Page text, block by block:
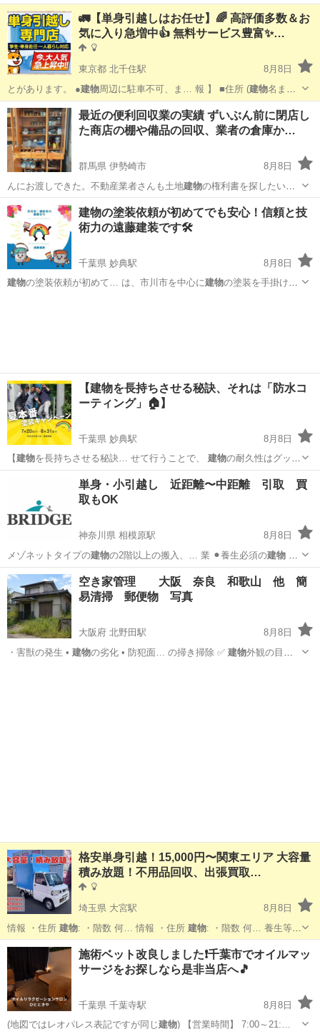
小屋解体。…
青森 八戸市 鮫駅 その他 無料
🚛【単身引越しはお任せ】🌈 高評価多数＆お
気に入り急増中👍 無料サービス豊富✨…
東京都 北千住駅
8月8日
とがあります。 ●建物周辺に駐車不可、ま… 報 】 ■住所 (建物名まで)
■階数… 報 】 ■住所 (建物 名まで) ■階数…
東京 足立区 北千住駅 引っ越し 無料
最近の便利回収業の実績 ずいぶん前に閉店し
た商店の棚や備品の回収、業者の倉庫か…
群馬県 伊勢崎市
8月8日
んにお渡しできた。不動産業者さんも土地建物の権利書を探したいと
いうことで、それも…
群馬 伊勢崎市 便利屋 無料
建物の塗装依頼が初めてでも安心！信頼と技
術力の遠藤建装です🛠️
千葉県 妙典駅
8月8日
建物の塗装依頼が初めて… は、市川市を中心に建物の塗装を手掛ける
【建物を長持ちさせる秘訣、それは「防水コ
ーティング」🏠】
千葉県 妙典駅
8月8日
【建物を長持ちさせる秘訣… せて行うことで、 建物の耐久性はグッと
向…
市川市 妙典駅 その他 建物
単身・小引越し 近距離〜中距離 引取 買
取もOK
神奈川県 相模原駅
8月8日
メゾネットタイプの建物の2階以上の搬入、… 業 ⚫︎養生必須の建物⚫︎
台車使用不可… の建物⚫︎遠方から運ぶ…
神奈川 相模原市 相模原駅 引っ越し 建物
空き家管理 大阪 奈良 和歌山 他 簡
易清掃 郵便物 写真
大阪府 北野田駅
8月8日
・害獣の発生 • 建物 の劣化 • 防犯面… の掃き掃除 ✅ 建物外観の目視
格安単身引越！15,000円〜関東エリア 大容量
積み放題！不用品回収、出張買取…
埼玉県 大宮駅
8月8日
情報 ・住所 建物 : ・階数 何… 情報 ・住所 建物: ・階数 何… 養生等が
必要となる建物(タワーマンション…
埼玉 さいたま市 大宮駅 引っ越し 無料
施術ベット改良しました❗️千葉市でオイルマッ
サージをお探しなら是非当店へ🎵
千葉県 千葉寺駅
8月8日
(地図ではレオパレス表記ですが同じ建物) 【営業時間】 7:00～21:…